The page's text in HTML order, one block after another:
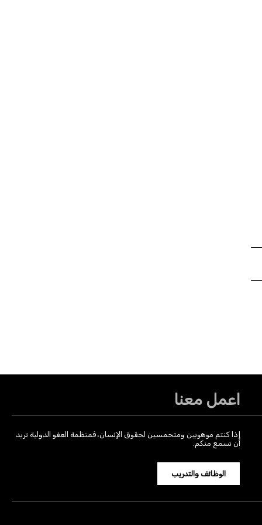
اعمل معنا
إذا كنتم موهوبين ومتحمسين لحقوق الإنسان، فمنظمة العفو الدولية تريد
أن تسمع منكم.
الوظائف والتدريب